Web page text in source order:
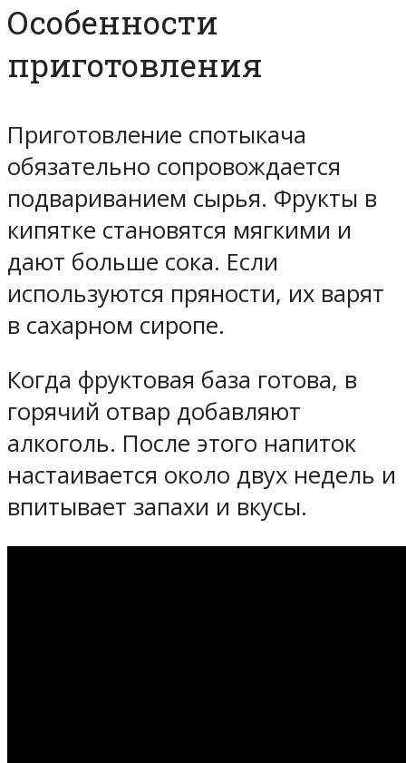
Особенности
приготовления
Приготовление спотыкача
обязательно сопровождается
подвариванием сырья. Фрукты в
кипятке становятся мягкими и
дают больше сока. Если
используются пряности, их варят
в сахарном сиропе.
Когда фруктовая база готова, в
горячий отвар добавляют
алкоголь. После этого напиток
настаивается около двух недель и
впитывает запахи и вкусы.